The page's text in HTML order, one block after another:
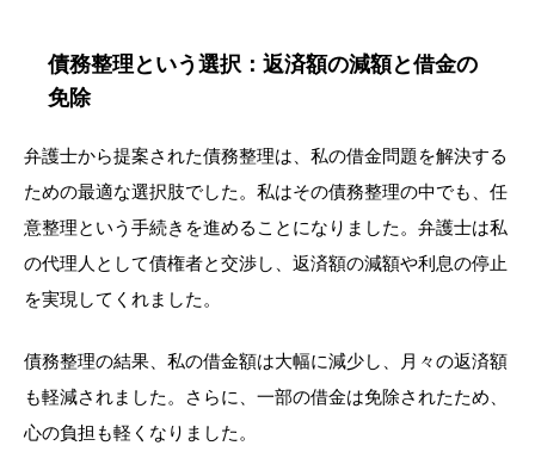
債務整理という選択：返済額の減額と借金の
免除
弁護士から提案された債務整理は、私の借金問題を解決する
ための最適な選択肢でした。私はその債務整理の中でも、任
意整理という手続きを進めることになりました。弁護士は私
の代理人として債権者と交渉し、返済額の減額や利息の停止
を実現してくれました。
債務整理の結果、私の借金額は大幅に減少し、月々の返済額
も軽減されました。さらに、一部の借金は免除されたため、
心の負担も軽くなりました。